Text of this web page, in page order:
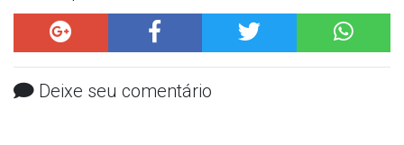
Deixe seu comentário